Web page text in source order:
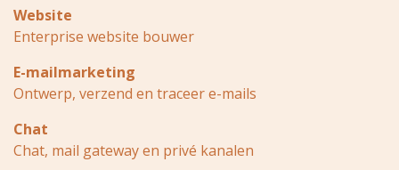
Website
Enterprise website bouwer
E-mailmarketing
Ontwerp, verzend en traceer e-mails
Chat
Chat, mail gateway en privé kanalen